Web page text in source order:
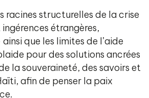
racines structurelles de la crise
étrangères,
que les limites de l’aide
pour des solutions ancrées
la souveraineté, des savoirs et
afin de penser la paix